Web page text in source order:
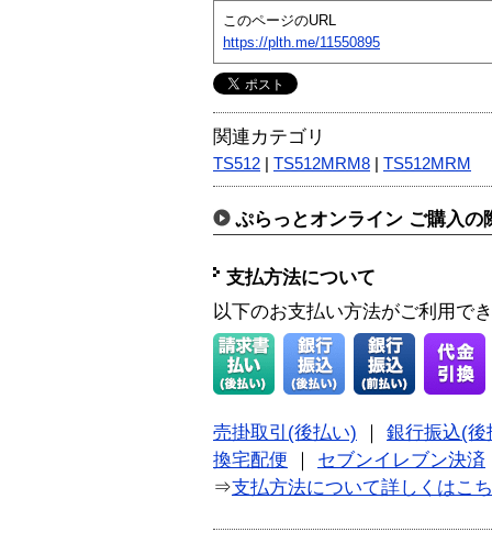
このページのURL
https://plth.me/11550895
関連カテゴリ
TS512 TS512MRM8 TS512MRM
ぷらっとオンライン ご購入の
支払方法について
以下のお支払い方法がご利用で
売掛取引(後払い) ｜ 銀行振込(後
換宅配便 ｜ セブンイレブン決済
⇒支払方法について詳しくはこ